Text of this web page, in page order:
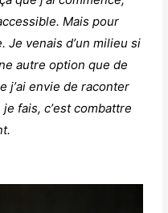
Mais pour
Je venais d’un milieu si
autre option que de
j’ai envie de raconter
fais, c’est combattre